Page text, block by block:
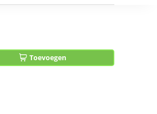
Toevoegen